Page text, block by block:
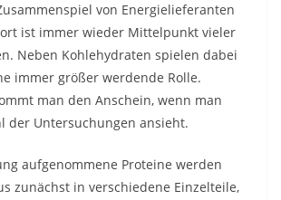
von Energielieferanten
ist immer wieder Mittelpunkt vieler
Neben Kohlehydraten spielen dabei
immer größer werdende Rolle.
man den Anschein, wenn man
der Untersuchungen ansieht.
aufgenommene Proteine werden
zunächst in verschiedene Einzelteile,